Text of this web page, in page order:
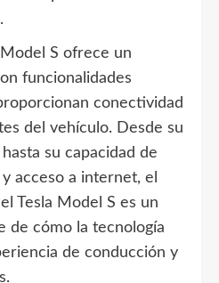
S ofrece un
funcionalidades
conectividad
del vehículo. Desde su
su capacidad de
acceso a internet, el
Tesla Model S es un
de cómo la tecnología
de conducción y